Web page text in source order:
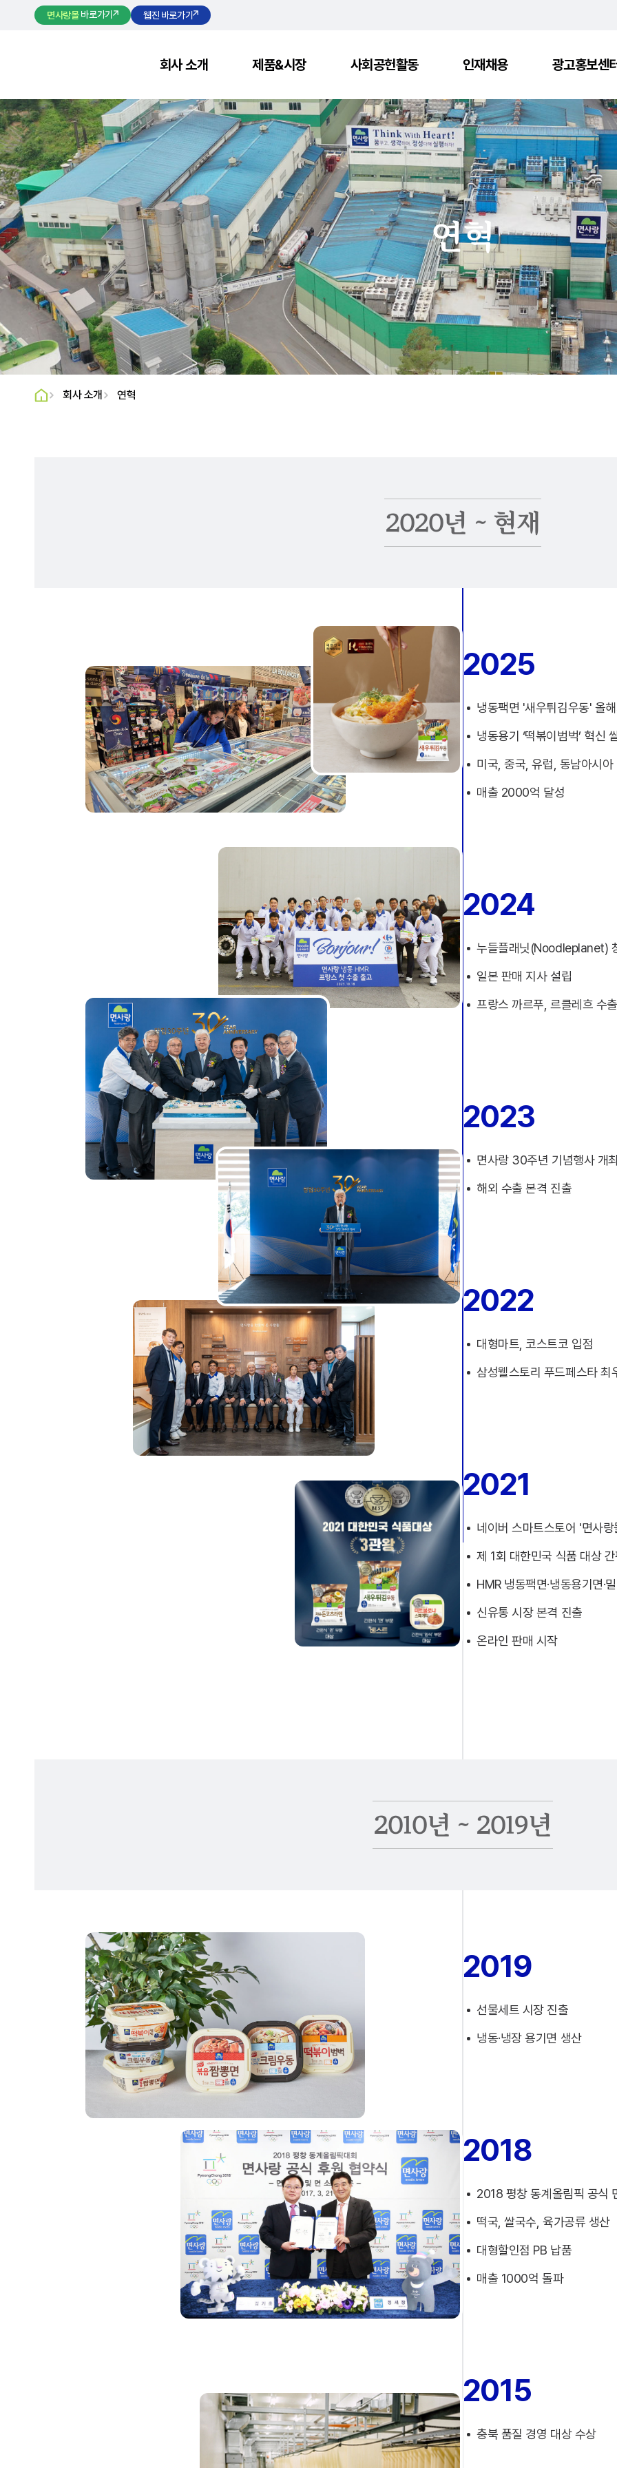
면사랑몰바로가기 웹진 바로가기
회사 소개
브랜드 스토리
인사말
연혁
제품&시장
상품구성
B2C
B2B
누들헬시
수입
수출
시장 (파트너스)
B2C
수입
사회공헌활동
사회나눔활동
문화예술지원
인재채용 광고홍보센터
면사랑 광고
면사랑 뉴스
연혁
회사 소개 연혁
2020년 ~ 현재
2025
냉동팩면 '새우튀김우동' 올
냉동용기 ‘떡볶이범벅’ 혁신
미국, 중국, 유럽, 동남아시
매출 2000억 달성
2024
누들플래닛(Noodleplanet)
일본 판매 지사 설립
프랑스 까르푸, 르클레흐 수출
2023
면사랑 30주년 기념행사 개최
해외 수출 본격 진출
2022
대형마트, 코스트코 입점
삼성웰스토리 푸드페스타 최
2021
네이버 스마트스토어 '면사랑
제 1회 대한민국 식품 대상
HMR 냉동팩면·냉동용기면·
신유통 시장 본격 진출
온라인 판매 시작
2010년 ~ 2019년
2019
선물세트 시장 진출
냉동·냉장 용기면 생산
2018
2018 평창 동계올림픽 공식
떡국, 쌀국수, 육가공류 생산
대형할인점 PB 납품
매출 1000억 돌파
2015
충북 품질 경영 대상 수상